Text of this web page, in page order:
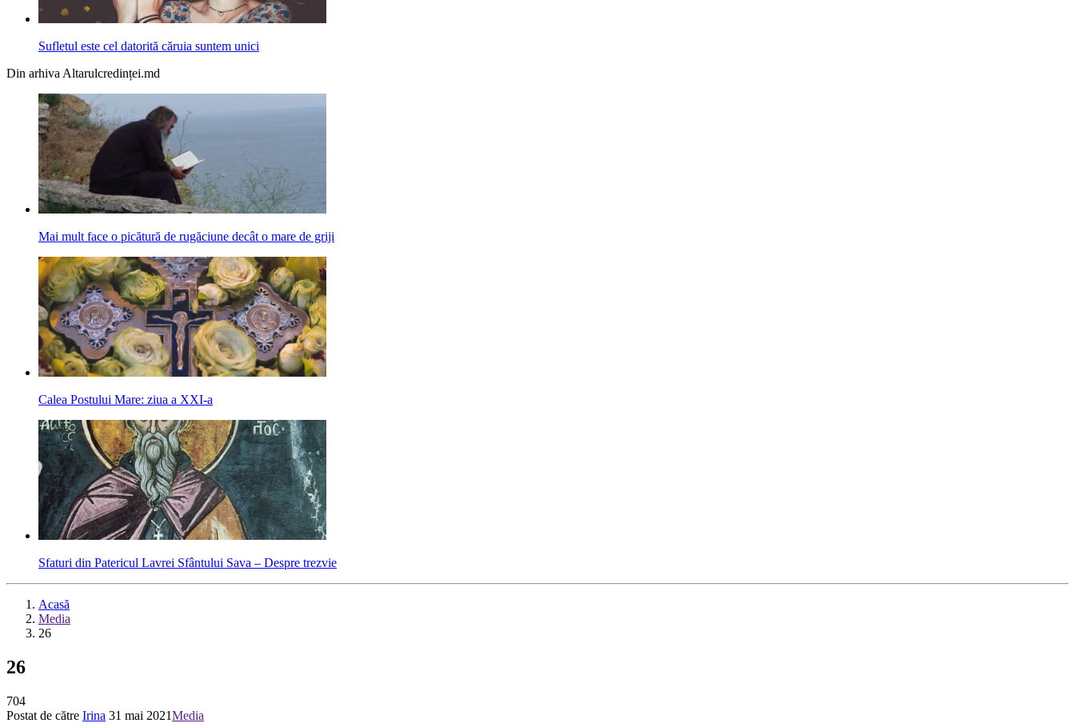
Sufletul este cel datorită căruia suntem unici
Din arhiva Altarulcredinței.md
Mai mult face o picătură de rugăciune decât o mare de griji
Calea Postului Mare: ziua a XXI-a
Sfaturi din Patericul Lavrei Sfântului Sava – Despre trezvie
Acasă
Media
26
26
704
Postat de către Irina 31 mai 2021Media